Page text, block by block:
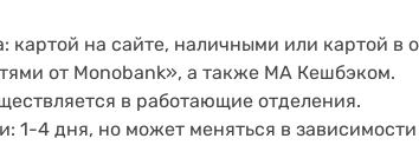
картой на сайте, наличными или картой
от Monobank», а также МА Кешбэком.
в работающие отделения.
1-4 дня, но может меняться в